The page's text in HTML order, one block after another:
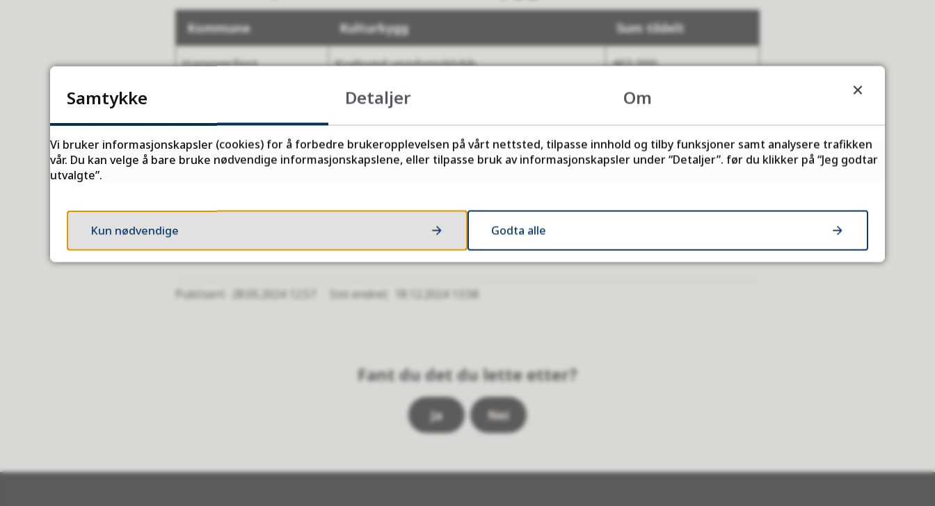
Kommune Kulturbygg Sum tildelt
Hammerfest Kvalsund ungdomsklubb 463 000
UiT Campus Alta kultursal regional
1 000 000
Gamvik Kulturlåven 256 00
Kombinasjonsbibliotek
Publisert 28.05.2024 12.57 Sist endret 18.12.2024 13.58
Fant du det du lette etter?
Ja Nei
Samtykke Detaljer Om
Vi bruker informasjonskapsler (cookies) for å forbedre brukeropplevelsen på vårt nettsted, tilpasse innhold og tilby funksjoner samt analysere trafikken
vår. Du kan velge å bare bruke nødvendige informasjonskapslene, eller tilpasse bruk av informasjonskapsler under “Detaljer”. før du klikker på “Jeg godtar
utvalgte”.
Kun nødvendige Godta alle